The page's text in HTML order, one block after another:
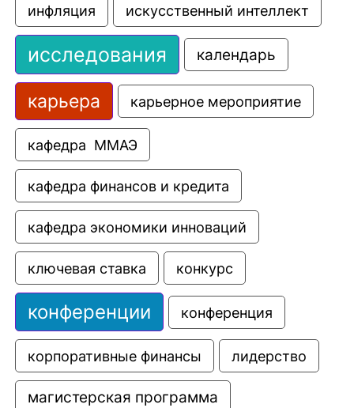
инфляция искусственный интеллект
исследования календарь
карьера карьерное мероприятие
кафедра  ММАЭ
кафедра финансов и кредита
кафедра экономики инноваций
ключевая ставка конкурс
конференции конференция
корпоративные финансы лидерство
магистерская программа